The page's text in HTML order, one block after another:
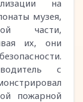
на
музея,
части,
их, они
с
пожарной